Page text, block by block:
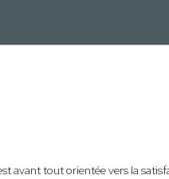
avant tout orientée vers la